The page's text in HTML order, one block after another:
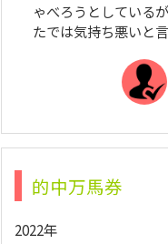
ゃべろうとしている
たでは気持ち悪いと
的中万馬券
2022年